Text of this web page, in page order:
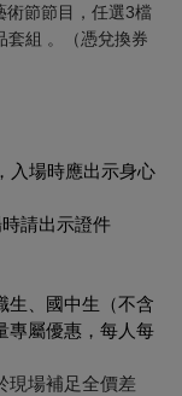
術節節目，任選3檔
套組 。（憑兌換券
入場時應出示身心
請出示證件
、國中生（不含
專屬優惠，每人每
場補足全價差